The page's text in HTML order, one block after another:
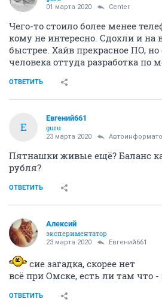
01 марта 2020 Center
Чего-то стоило более менее
кому не интересно. Сдохли и на
быстрее. Хайв прекрасное ПО, но
человека оттуда разработка по
ОТВЕТИТЬ
Е
Евгений661
guru
23 марта 2020
Пятнашки живые ещё? Баланс
рубля?
ОТВЕТИТЬ
Алексий
экспериментатор
23 марта 2020 Евгений661
сие загадка, скорее нет
всё при Омске, есть ли там что -
ОТВЕТИТЬ